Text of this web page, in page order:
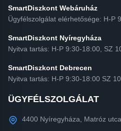
SmartDiszkont Webáruház
Ügyfélszolgálat elérhetősége: H-P
SmartDiszkont Nyíregyháza
Nyitva tartás: H-P 9:30-18:00, SZ
SmartDiszkont Debrecen
Nyitva tartás: H-P 9:30-18:00 SZ
ÜGYFÉLSZOLGÁLAT
4400 Nyíregyháza, Matróz